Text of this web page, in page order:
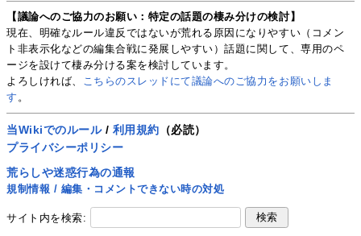
【議論へのご協力のお願い：特定の話題の棲み分けの検討】
現在、明確なルール違反ではないが荒れる原因になりやすい（コメン
ト非表示化などの編集合戦に発展しやすい）話題に関して、専用のペ
ージを設けて棲み分ける案を検討しています。
よろしければ、 こちらのスレッドにて議論へのご協力をお願いしま
す 。
当Wikiでのルール/ 利用規約 （必読）
プライバシーポリシー
荒らしや迷惑行為の通報
規制情報 / 編集・コメントできない時の対処
サイト内を検索: